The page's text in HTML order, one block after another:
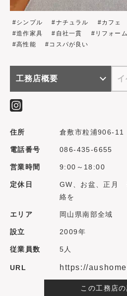
シンプル ナチュラル カフェ
造作家具
自社一貫 リフォーム
高性能
コスパが良い
工務店概要
住所 倉敷市粒浦906-11
電話番号 086-435-6655
営業時間 9:00～18:00
定休日
GW、お盆、正月
絡を
エリア 岡山県南部全域
設立 2009年
従業員数 5人
URL https://
この工務店